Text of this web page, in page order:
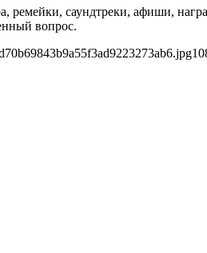
ремейки, саундтреки, афиши,
вопрос.